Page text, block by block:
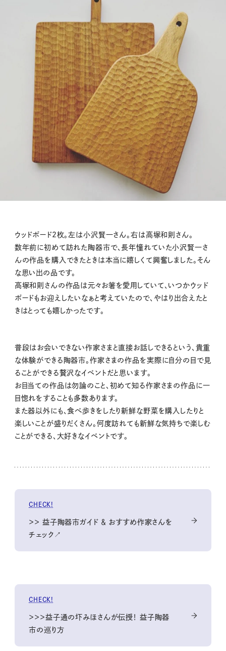
ウッドボード2枚。左は小沢賢一さん。右は高塚和則さん。
数年前に初めて訪れた陶器市で、長年憧れていた小沢賢一さ
んの作品を購入できたときは本当に嬉しくて興奮しました。そん
な思い出の品です。
高塚和則さんの作品は元々お箸を愛用していて、いつかウッド
ボードもお迎えしたいなぁと考えていたので、やはり出合えたと
きはとっても嬉しかったです。
普段はお会いできない作家さまと直接お話しできるという、貴重
な体験ができる陶器市。作家さまの作品を実際に自分の目で見
ることができる贅沢なイベントだと思います。
お目当ての作品は勿論のこと、初めて知る作家さまの作品に一
目惚れをすることも多数あります。
また器以外にも、食べ歩きをしたり新鮮な野菜を購入したりと
楽しいことが盛りだくさん。何度訪れても新鮮な気持ちで楽しむ
ことができる、大好きなイベントです。
CHECK!
＞＞ 益子陶器市ガイド ＆ おすすめ作家さんを
チェック↗
CHECK!
＞＞＞益子通の圷みほさんが伝授！ 益子陶器
市の巡り方